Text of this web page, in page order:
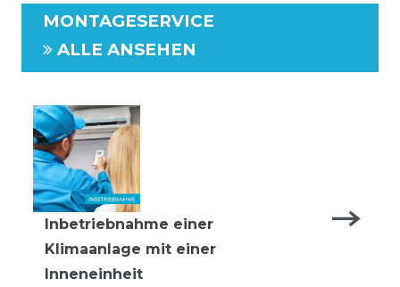
MONTAGESERVICE
ALLE ANSEHEN
Inbetriebnahme einer
Klimaanlage mit einer
Inneneinheit